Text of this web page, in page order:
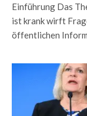
Einführung Das
ist krank wirft
öffentlichen